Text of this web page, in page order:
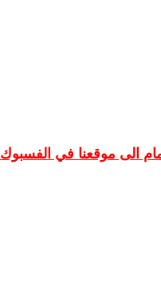
الى موقعنا في الفسبوك